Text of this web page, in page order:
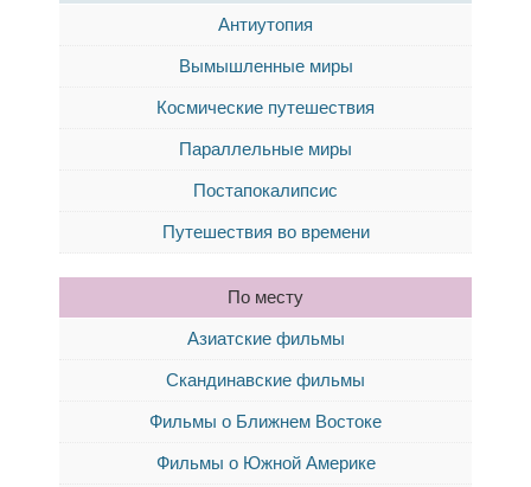
Антиутопия
Вымышленные миры
Космические путешествия
Параллельные миры
Постапокалипсис
Путешествия во времени
По месту
Азиатские фильмы
Скандинавские фильмы
Фильмы о Ближнем Востоке
Фильмы о Южной Америке